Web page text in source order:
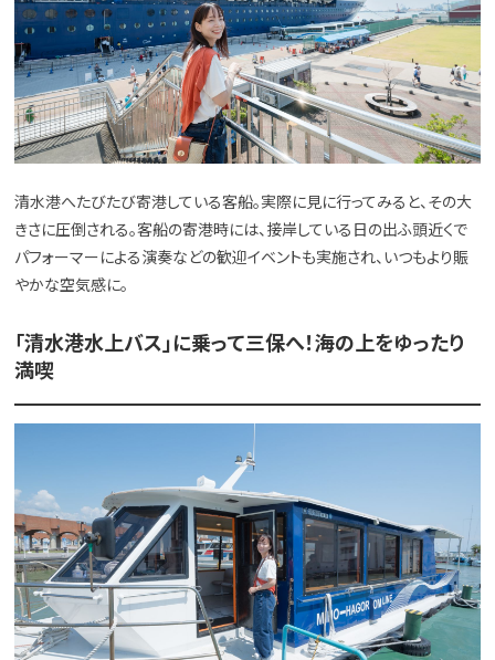
清水港へたびたび寄港している客船。実際に見に行ってみると、その大
きさに圧倒される。客船の寄港時には、接岸している日の出ふ頭近くで
パフォーマーによる演奏などの歓迎イベントも実施され、いつもより賑
やかな空気感に。
「清水港水上バス」に乗って三保へ！海の上をゆったり
満喫